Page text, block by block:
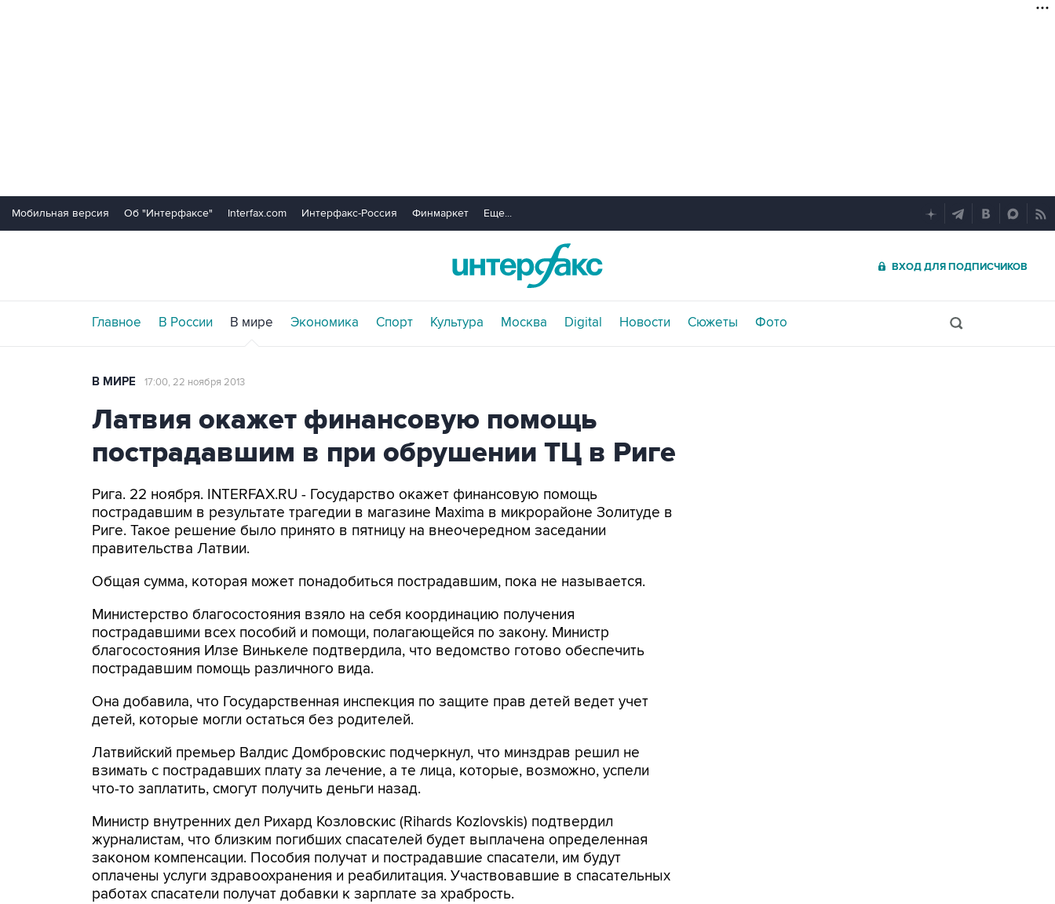
Мобильная версия Об "Интерфаксе" Interfax.com Интерфакс-Россия Финмаркет Еще...
ВХОД ДЛЯ ПОДПИСЧИКОВ
Главное В России В мире Экономика Спорт Культура Москва Digital Новости Сюжеты Фото
В МИРЕ 17:00, 22 ноября 2013
Латвия окажет финансовую помощь
пострадавшим в при обрушении ТЦ в Риге
Рига. 22 ноября. INTERFAX.RU - Государство окажет финансовую помощь
пострадавшим в результате трагедии в магазине Maxima в микрорайоне Золитуде в
Риге. Такое решение было принято в пятницу на внеочередном заседании
правительства Латвии.
Общая сумма, которая может понадобиться пострадавшим, пока не называется.
Министерство благосостояния взяло на себя координацию получения
пострадавшими всех пособий и помощи, полагающейся по закону. Министр
благосостояния Илзе Винькеле подтвердила, что ведомство готово обеспечить
пострадавшим помощь различного вида.
Она добавила, что Государственная инспекция по защите прав детей ведет учет
детей, которые могли остаться без родителей.
Латвийский премьер Валдис Домбровскис подчеркнул, что минздрав решил не
взимать с пострадавших плату за лечение, а те лица, которые, возможно, успели
что-то заплатить, смогут получить деньги назад.
Министр внутренних дел Рихард Козловскис (Rihards Kozlovskis) подтвердил
журналистам, что близким погибших спасателей будет выплачена определенная
законом компенсации. Пособия получат и пострадавшие спасатели, им будут
оплачены услуги здравоохранения и реабилитация. Участвовавшие в спасательных
работах спасатели получат добавки к зарплате за храбрость.